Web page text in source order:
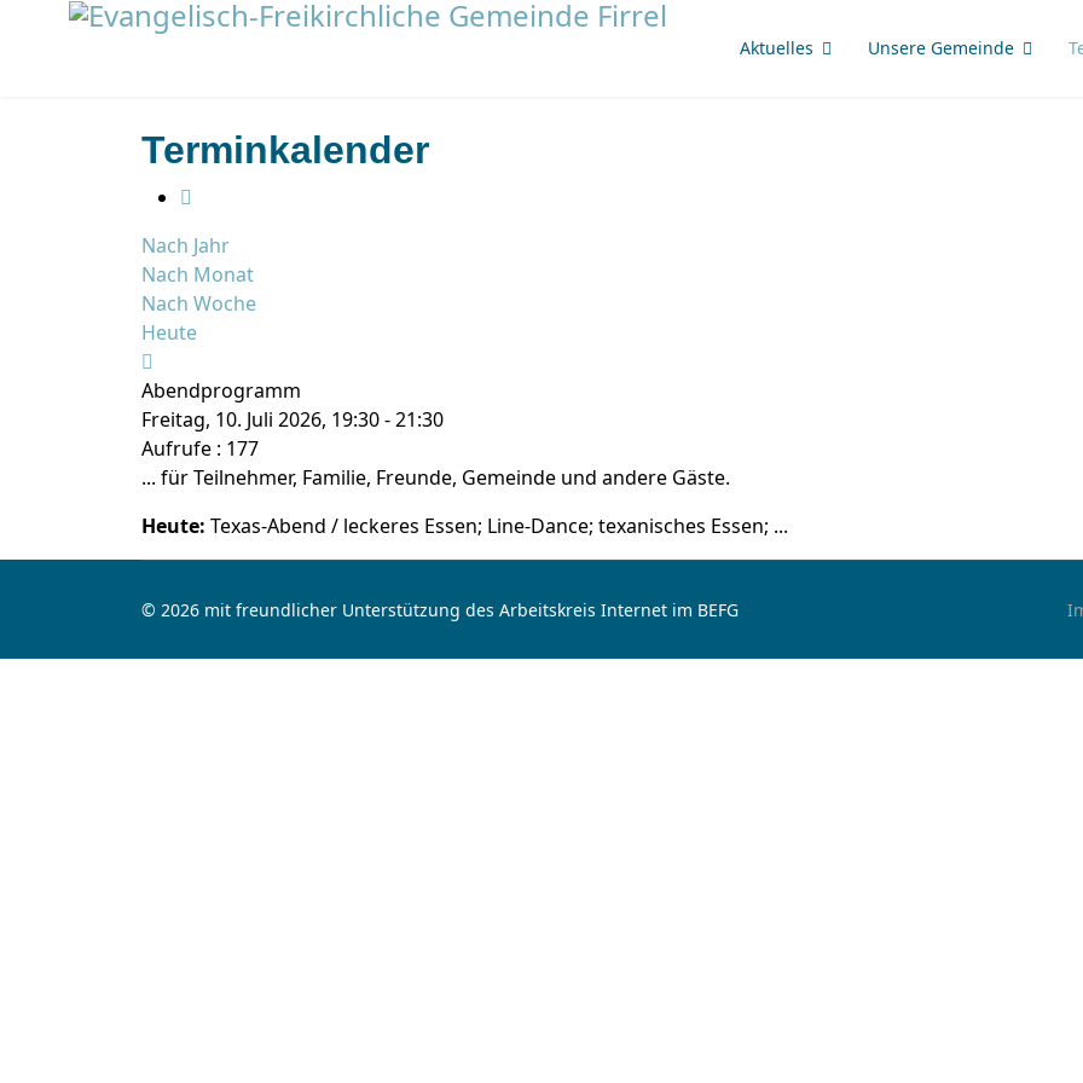
Aktuelles Unsere Gemeinde
Terminkalender
Nach Jahr
Nach Monat
Nach Woche
Heute
Abendprogramm
Freitag, 10. Juli 2026, 19:30 - 21:30
Aufrufe : 177
... für Teilnehmer, Familie, Freunde, Gemeinde und andere Gäste.
Heute: Texas-Abend / leckeres Essen; Line-Dance; texanisches Essen; ...
© 2026 mit freundlicher Unterstützung des Arbeitskreis Internet im BEFG